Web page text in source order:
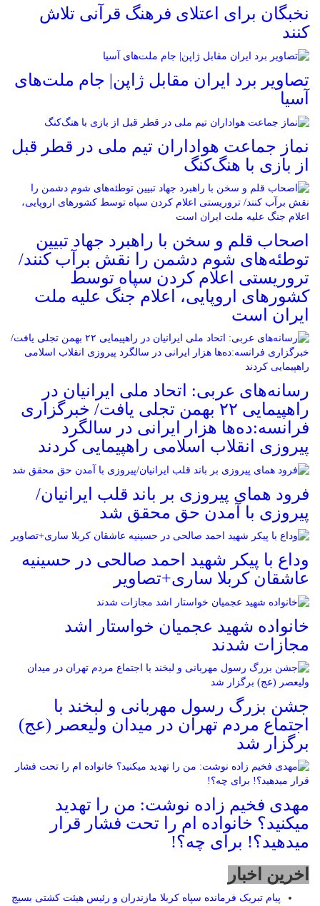
نخبگان برای اعتلای فرهنگ قرآنی تلاش
کنند
تصاویر برد ایران مقابل ژاپن| جام ملت‌های
آسیا
نماز جماعت هواداران تیم ملی در قطر قبل
از بازی با هنگ‌کنگ
اصحاب قلم و سخن با راهبرد جهاد تبیین
توطئه‌های شوم دشمن را نقش برآب کنند/
تروریستی اعلام کردن سپاه توسط
کشورهای اروپایی، اعلام جنگ علیه ملت
ایران است
رسانه‌های عربی: اتحاد ملی ایرانیان در
راهپیمایی ۲۲ بهمن تجلی یافت/ خبرگزاری
فرانسه:ده‌ها هزار ایرانی در سالگرد
پیروزی انقلاب اسلامی راهپیمایی کردند
فرود همای پیروزی بر باند قلب ایرانیان/
پیروزی با آمدن حق محقق شد
وداع با پیکر شهید احمد صالحی‌ در حسینیه
عاشقان کربلا ساری+تصاویر
خانواده شهید عجمیان خواستار اشد
مجازات شدند
جشن بزرگ رسول مهربانی و لبخند با
اجتماع مردم تهران در میدان ولیعصر (عج)
برگزار شد
مهدی فخیم زاده نوشت: من را تهدید
میکنید؟ خانواده ام را‌ تحت فشار قرار
میدهید؟! برای چه؟!
اخرین اخبار
پیام تبریک فرمانده سپاه کربلا مازندران و رئیس هیئت کشتی بسیج